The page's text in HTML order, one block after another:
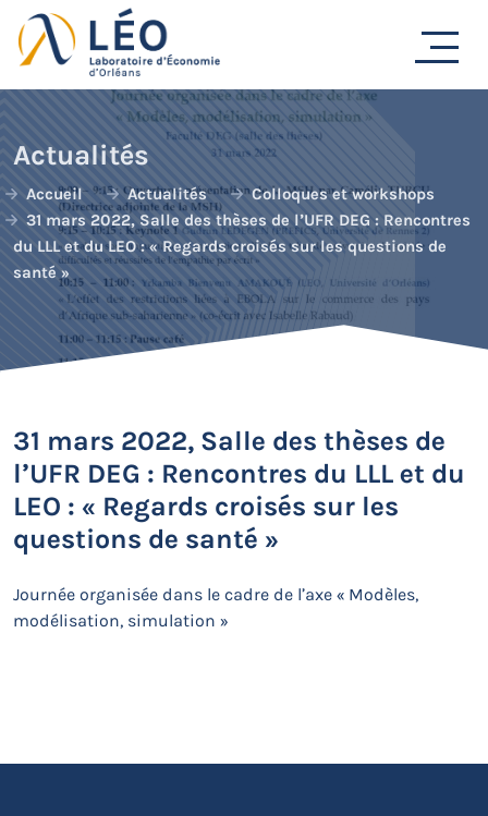
Passer
au
contenu
Actualités
Accueil Actualités
Colloques et workshops
31 mars 2022, Salle des thèses de l’UFR DEG : Rencontres
du LLL et du LEO : « Regards croisés sur les questions de
santé »
31 mars 2022, Salle des thèses de
l’UFR DEG : Rencontres du LLL et du
LEO : « Regards croisés sur les
questions de santé »
Journée organisée dans le cadre de l’axe « Modèles,
modélisation, simulation »